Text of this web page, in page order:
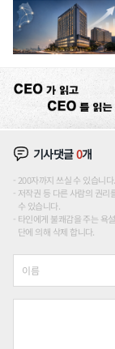
기사댓글0개
200자까지 쓰실 수 있습니
저작권 등 다른 사람의 권리
수 있습니다.
타인에게 불쾌감을 주는 욕
단에 의해 삭제 합니다.